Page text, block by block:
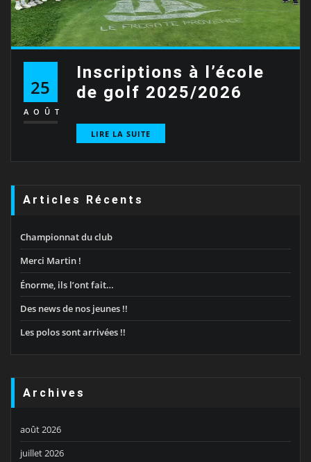
25
AOÛT
Inscriptions à l’école
de golf 2025/2026
LIRE LA SUITE
Articles Récents
Championnat du club
Merci Martin !
Énorme, ils l’ont fait…
Des news de nos jeunes !!
Les polos sont arrivées !!
Archives
août 2026
juillet 2026